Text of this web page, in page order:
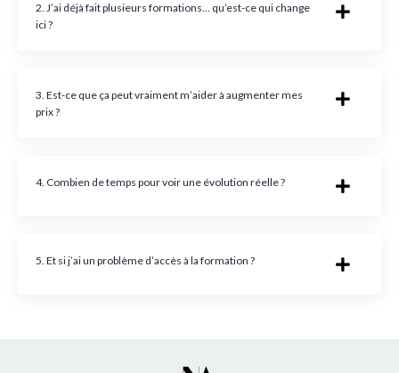
2. J’ai déjà fait plusieurs formations… qu’est-ce qui change
ici ?
3. Est-ce que ça peut vraiment m’aider à augmenter mes
prix ?
4. Combien de temps pour voir une évolution réelle ?
5. Et si j’ai un problème d’accès à la formation ?